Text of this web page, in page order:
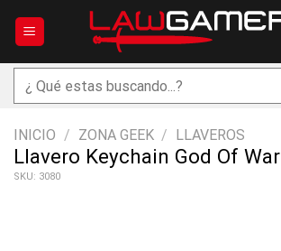
Buscar
por:
INICIO / ZONA GEEK / LLAVEROS
Llavero Keychain God Of War
SKU: 3080